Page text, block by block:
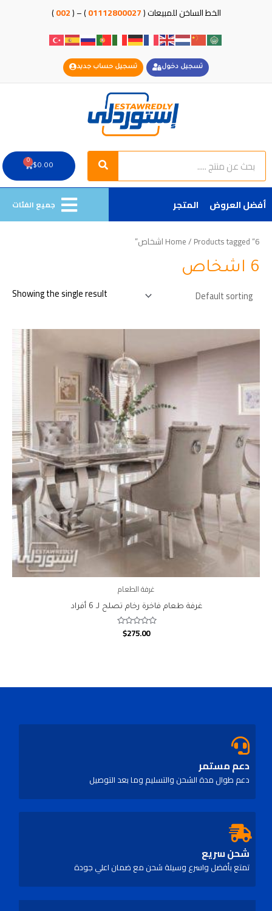
الخط الساخن للمبيعات (01112800027
) – (
002
)
تسجيل دخول تسجيل حساب جديد
Search
Search
$0.00
0
Cart
أفضل العروض المتجر جميع الفئات
Home/ Products tagged “6 اشخاص”
6 اشخاص
Showing the single result
غرفة الطعام
غرفة طعام فاخرة رخام تصلح لـ 6 أفراد
Rated
$275.00
دعم مستمر
دعم طوال مدة الشحن والتسليم وما بعد التوصيل
شحن سريع
تمتع بأفضل واسرع وسيلة شحن مع ضمان اعلي جودة